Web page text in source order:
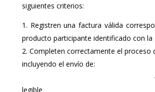
siguientes criterios:
Registren una factura válida
producto participante identificado con la
Completen correctamente el proceso
incluyendo el
legible